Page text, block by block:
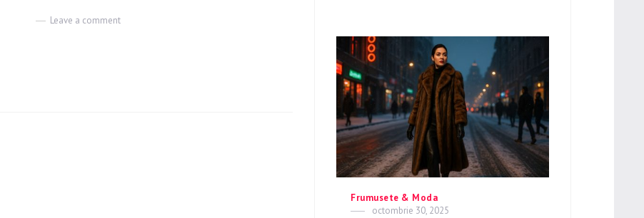
Leave a comment
Categories
Frumusete & Moda
Posted
octombrie 30, 2025